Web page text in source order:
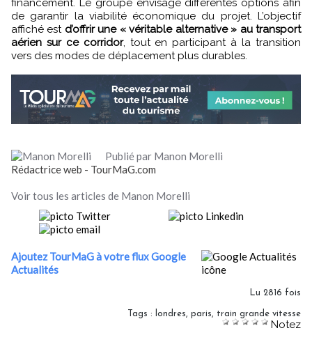
financement. Le groupe envisage différentes options afin
de garantir la viabilité économique du projet. L’objectif
affiché est d’offrir une « véritable alternative » au transport
aérien sur ce corridor, tout en participant à la transition
vers des modes de déplacement plus durables.
Publié par Manon Morelli
Rédactrice web - TourMaG.com
Voir tous les articles de Manon Morelli
Ajoutez TourMaG à votre flux Google
Actualités
Lu 2816 fois
Tags : londres, paris, train grande vitesse
Notez